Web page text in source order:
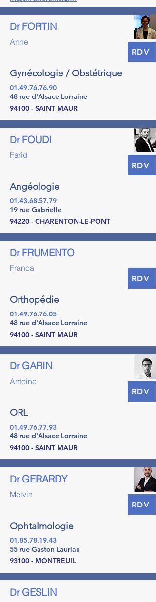
FORTIN
Dr
Anne
RDV
Gynécologie / Obstétrique
01.49.76.76.90
48 rue d'Alsace Lorraine
94100 - SAINT MAUR
FOUDI
Dr
Farid
RDV
Angéologie
01.43.68.57.79
19 rue Gabrielle
94220 - CHARENTON-LE-PONT
FRUMENTO
Dr
Franca
RDV
Orthopédie
01.49.76.76.05
48 rue d'Alsace Lorraine
94100 - SAINT MAUR
GARIN
Dr
Antoine
RDV
ORL
01.49.76.77.93
48 rue d'Alsace Lorraine
94100 - SAINT MAUR
GERARDY
Dr
Melvin
RDV
Ophtalmologie
01.85.78.19.43
55 rue Gaston Lauriau
93100 - MONTREUIL
GESLIN
Dr